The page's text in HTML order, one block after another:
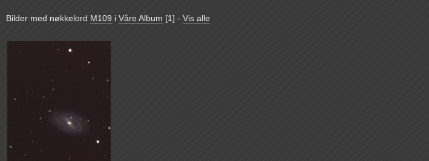
Bilder med nøkkelord M109 i Våre Album [1] - Vis alle